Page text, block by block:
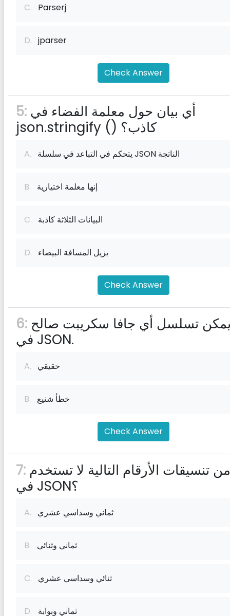
C. Parserj
D. jparser
Check Answer
5:
json.stringify () كاذب؟
A. يتحكم في التباعد في سلسلة JSON الناتجة
B. إنها معلمة اختيارية
C. البيانات الثلاثة كاذبة
D. يزيل المسافة البيضاء
Check Answer
6:
في JSON.
A. حقيقي
B. خطأ شنيع
Check Answer
7:
في JSON؟
A. ثماني وسداسي عشري
B. ثماني وثنائي
C. ثنائي وسداسي عشري
D. ثماني وبوابة